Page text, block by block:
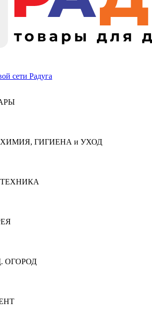
сети Радуга
ГИГИЕНА и УХОД
ОГОРОД